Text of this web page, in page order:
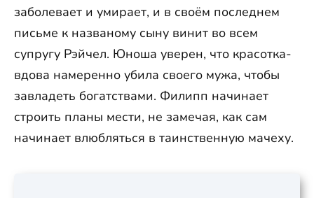
заболевает и умирает, и в своём последнем
письме к названому сыну винит во всем
супругу Рэйчел. Юноша уверен, что красотка-
вдова намеренно убила своего мужа, чтобы
завладеть богатствами. Филипп начинает
строить планы мести, не замечая, как сам
начинает влюбляться в таинственную мачеху.